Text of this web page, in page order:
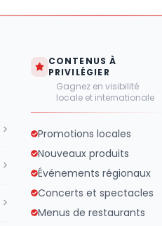
CONTENUS À
PRIVILÉGIER
Gagnez en visibilité
locale et internationale
Promotions locales
Nouveaux produits
Événements régionaux
Concerts et spectacles
Menus de restaurants